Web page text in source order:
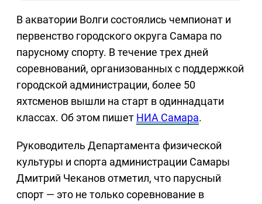
В акватории Волги состоялись чемпионат и
первенство городского округа Самара по
парусному спорту. В течение трех дней
соревнований, организованных с поддержкой
городской администрации, более 50
яхтсменов вышли на старт в одиннадцати
классах. Об этом пишет НИА Самара.
Руководитель Департамента физической
культуры и спорта администрации Самары
Дмитрий Чеканов отметил, что парусный
спорт — это не только соревнование в